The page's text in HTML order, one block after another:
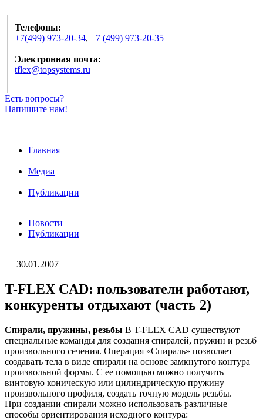
Телефоны:
+7(499) 973-20-34, +7 (499) 973-20-35
Электронная почта:
tflex@topsystems.ru
Есть вопросы?
Напишите нам!
|
Главная
|
Медиа
|
Публикации
|
Новости
Публикации
30.01.2007
T-FLEX CAD: пользователи работают,
конкуренты отдыхают (часть 2)
Спирали, пружины, резьбы В T-FLEX CAD существуют
специальные команды для создания спиралей, пружин и резьб
произвольного сечения. Операция «Спираль» позволяет
создавать тела в виде спирали на основе замкнутого контура
произвольной формы. С ее помощью можно получить
винтовую коническую или цилиндрическую пружину
произвольного профиля, создать точную модель резьбы.
При создании спирали можно использовать различные
способы ориентирования исходного контура: